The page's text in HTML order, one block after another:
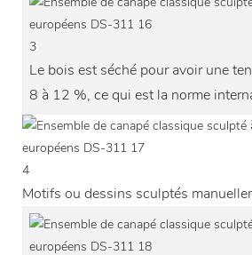
3
Le bois est séché pour avoir une
8 à 12 %, ce qui est la norme
4
Motifs ou dessins sculptés